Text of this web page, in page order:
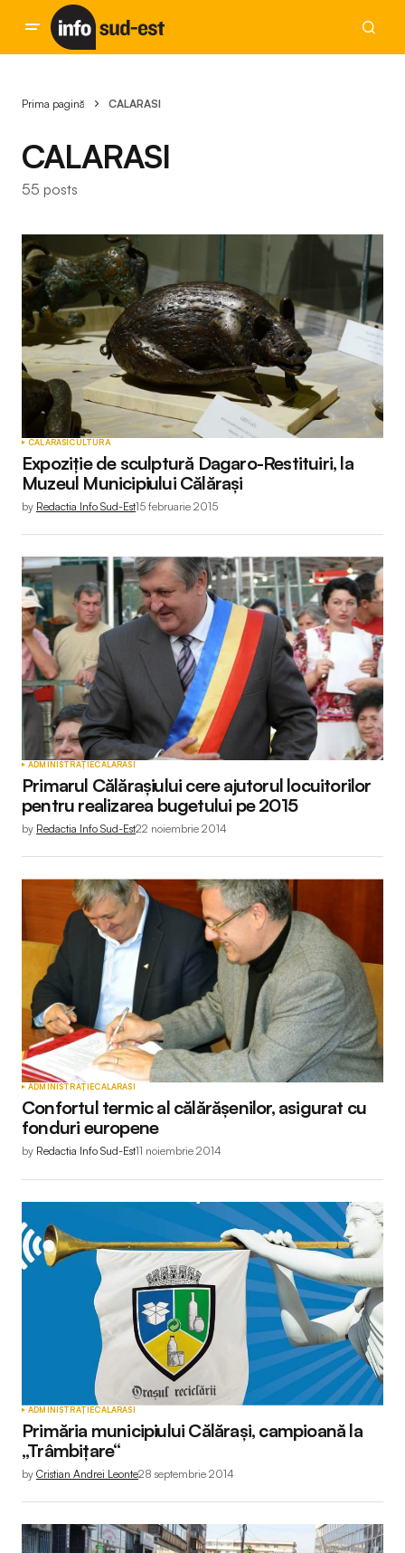
Prima pagină CALARASI
CALARASI
55 posts
CALARASICULTURĂ
Expoziție de sculptură Dagaro-Restituiri, la
Muzeul Municipiului Călărași
by Redactia Info Sud-Est15 februarie 2015
ADMINISTRAȚIECALARASI
Primarul Călărașiului cere ajutorul locuitorilor
pentru realizarea bugetului pe 2015
by Redactia Info Sud-Est22 noiembrie 2014
ADMINISTRAȚIECALARASI
Confortul termic al călărășenilor, asigurat cu
fonduri europene
by Redactia Info Sud-Est11 noiembrie 2014
ADMINISTRAȚIECALARASI
Primăria municipiului Călărași, campioană la
„Trâmbițare“
by Cristian Andrei Leonte28 septembrie 2014